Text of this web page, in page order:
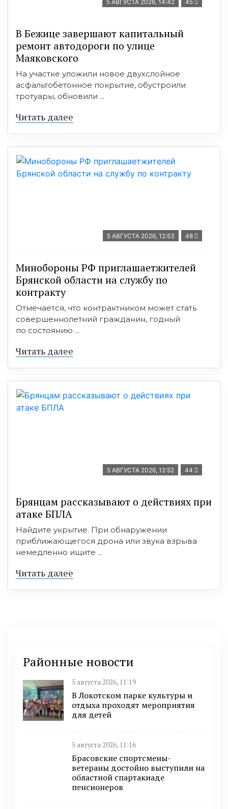
5 АВГУСТА 2026, 14:42 45
В Бежице завершают капитальный
ремонт автодороги по улице
Маяковского
На участке уложили новое двухслойное
асфальтобетонное покрытие, обустроили
тротуары, обновили ...
Читать далее
5 АВГУСТА 2026, 12:53 48
Минобoроны РФ приглaшaетжитeлeй
Брянской области на службу по
контракту
Отмечается, что контрактником может стать
совершеннолетний гражданин, годный
по состоянию ...
Читать далее
5 АВГУСТА 2026, 12:52 44
Брянцам рассказывают о действиях при
атаке БПЛА
Найдите укрытие. При обнаружении
приближающегося дрона или звука взрыва
немедленно ищите ...
Читать далее
Районные новости
5 августа 2026, 11:19
В Локотском парке культуры и
отдыха проходят мероприятия
для детей
5 августа 2026, 11:16
Брасовские спортсмены-
ветераны достойно выступили на
областной спартакиаде
пенсионеров